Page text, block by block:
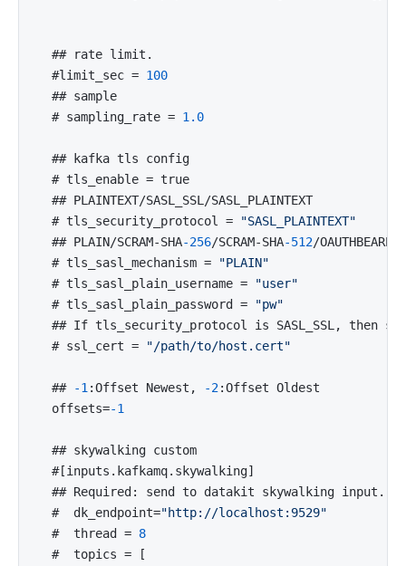
  ## rate limit.
  #limit_sec =
100
  ## sample
  # sampling_rate =
1.0
  ## kafka tls config
  # tls_enable = true
  ## PLAINTEXT/SASL_SSL/SASL_PLAINTEXT
  # tls_security_protocol =
"SASL_PLAINTEXT"
  ## PLAIN/SCRAM-SHA
-256/SCRAM-SHA-512/
  # tls_sasl_mechanism =
"PLAIN"
  # tls_sasl_plain_username =
"user"
  # tls_sasl_plain_password =
"pw"
## If tls_security_protocol is SASL_SSL, then
  # ssl_cert =
"/path/to/host.cert"
  ##
-1 :Offset Newest, -2:Offset Oldest
  offsets=
-1
  ## skywalking custom
  #[inputs.kafkamq.skywalking]
  ## Required: send to datakit skywalking input.
  #  dk_endpoint=
"http://localhost:9529"
  #  thread =
8
  #  topics = [